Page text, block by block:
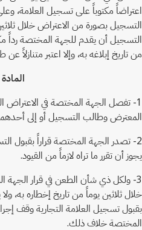
اعتراضاً مكتوباً على تسجيل العلامة،
التسجيل بصورة من الاعتراض خلال
التسجيل أن يقدم للجهة المختصة رداً
من تاريخ إبلاغه به، وإلا اعتبر متنازلاً
المادة 15
1- تفصل الجهة المختصة في الاعتراض
المعترض وطالب التسجيل أو إلى
2- تصدر الجهة المختصة قراراً بقبول
يجوز أن تقرر ما تراه لازماً من القيود.
3- ولكل ذي شأن الطعن في قرار الجهة
خلال ثلاثين يوماً من تاريخ إخطاره به،
بقبول تسجيل العلامة التجارية وقف
المختصة خلاف ذلك.